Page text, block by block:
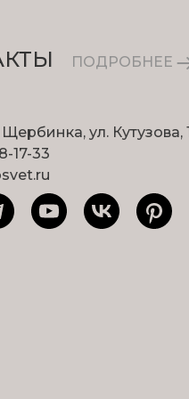
ПОДРОБНЕЕ
Щербинка, ул. Кутузова,
17-33